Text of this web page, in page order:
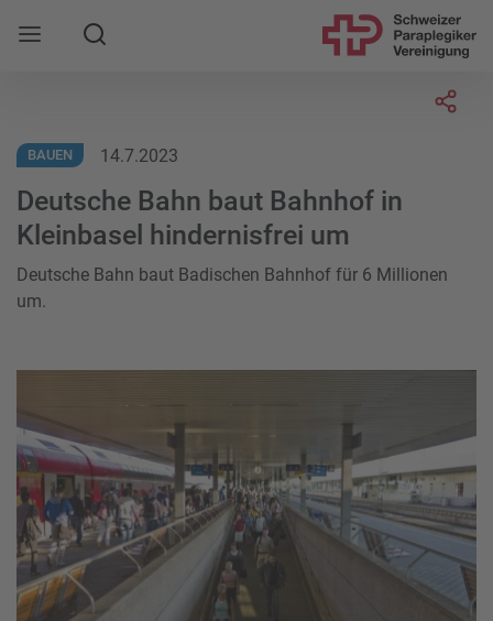
Mobile Navigation öffnen
Suche
BAUEN 14.7.2023
Deutsche Bahn baut Bahnhof in
Kleinbasel hindernisfrei um
Deutsche Bahn baut Badischen Bahnhof für 6 Millionen
um.